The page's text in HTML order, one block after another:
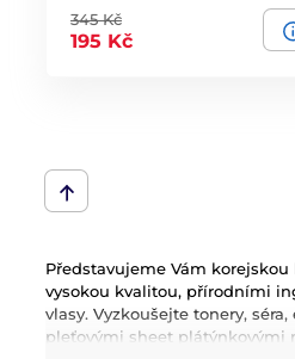
345 Kč
195 Kč
Představujeme Vám
vysokou kvalitou, přírodními
vlasy. Vyzkoušejte tonery,
pleťovými sheet plátýnkovými